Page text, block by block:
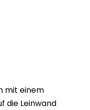
mit einem
die Leinwand